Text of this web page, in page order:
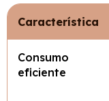
Característica
Consumo
eficiente